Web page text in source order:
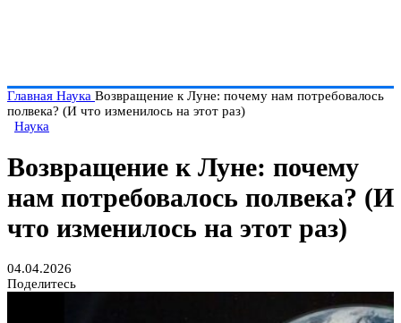
Главная Наука Возвращение к Луне: почему нам потребовалось
полвека? (И что изменилось на этот раз)
Наука
Возвращение к Луне: почему
нам потребовалось полвека? (И
что изменилось на этот раз)
04.04.2026
Поделитесь